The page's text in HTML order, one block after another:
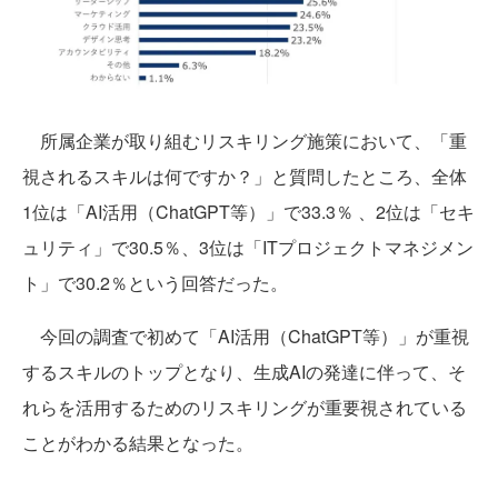
所属企業が取り組むリスキリング施策において、「重
視されるスキルは何ですか？」と質問したところ、全体
1位は「AI活用（ChatGPT等）」で33.3％ 、2位は「セキ
ュリティ」で30.5％、3位は「ITプロジェクトマネジメン
ト」で30.2％という回答だった。
今回の調査で初めて「AI活用（ChatGPT等）」が重視
するスキルのトップとなり、生成AIの発達に伴って、そ
れらを活用するためのリスキリングが重要視されている
ことがわかる結果となった。